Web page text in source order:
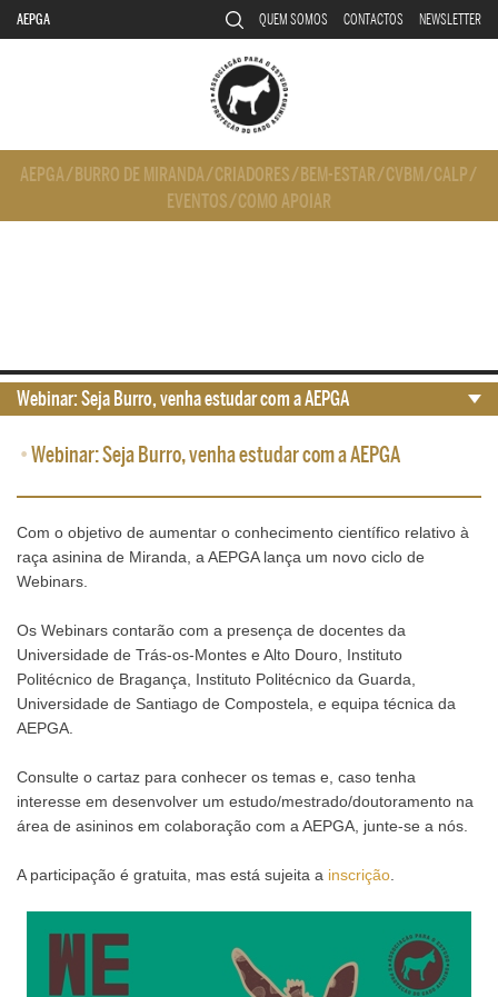
AEPGA QUEM SOMOS CONTACTOS NEWSLETTER
AEPGA/ BURRO DE MIRANDA/CRIADORES/ BEM-ESTAR/CVBM/CALP/
EVENTOS/COMO APOIAR
•Webinar: Seja Burro, venha estudar com a AEPGA
Com o objetivo de aumentar o conhecimento científico relativo à
raça asinina de Miranda, a AEPGA lança um novo ciclo de
Webinars.
Os Webinars contarão com a presença de docentes da
Universidade de Trás-os-Montes e Alto Douro, Instituto
Politécnico de Bragança, Instituto Politécnico da Guarda,
Universidade de Santiago de Compostela, e equipa técnica da
AEPGA.
Consulte o cartaz para conhecer os temas e, caso tenha
interesse em desenvolver um estudo/mestrado/doutoramento na
área de asininos em colaboração com a AEPGA, junte-se a nós.
A participação é gratuita, mas está sujeita a inscrição
Webinar: Seja Burro, venha estudar com a AEPGA